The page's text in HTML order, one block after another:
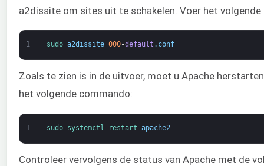
a2dissite om sites uit te schakelen. Voer het
1 sudo a2dissite 000-default . conf
Zoals te zien is in de uitvoer, moet u Apache
het volgende commando:
1 sudo systemctl restart apache2
Controleer vervolgens de status van Apache met de